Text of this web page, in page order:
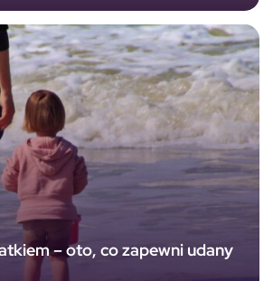
– oto, co zapewni udany